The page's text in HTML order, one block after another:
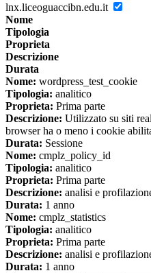
lnx.liceoguaccibn.edu.it
Nome
Tipologia
Proprieta
Descrizione
Durata
Nome: wordpress_test_cookie
Tipologia: analitico
Proprieta: Prima parte
Descrizione: Utilizzato su siti
browser ha o meno i cookie
Durata: Sessione
Nome: cmplz_policy_id
Tipologia: analitico
Proprieta: Prima parte
Descrizione: analisi e
Durata: 1 anno
Nome: cmplz_statistics
Tipologia: analitico
Proprieta: Prima parte
Descrizione: analisi e
Durata: 1 anno